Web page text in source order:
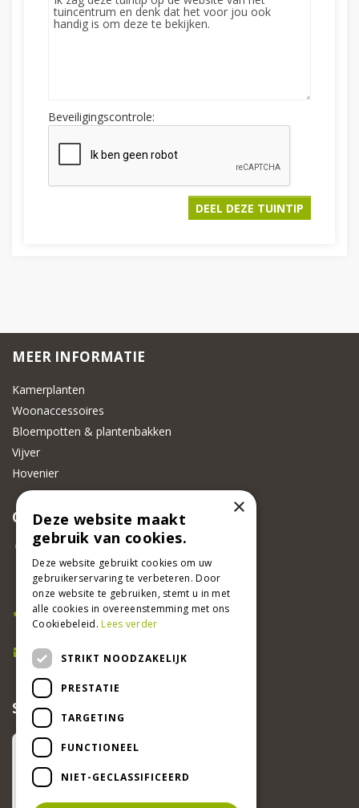
Beveiligingscontrole:
MEER INFORMATIE
Kamerplanten
Woonaccessoires
Bloempotten & plantenbakken
Vijver
Hovenier
CONTACT
Beeker Tuincentrum
Adsteeg 31
6191 PW Beek
Bel ons
046 437 2881
E-mail
info@beekertuincentrum.nl
SCHRIJF EEN RECENSIE EN WIN!
×
Deze website maakt
gebruik van cookies.
Deze website gebruikt cookies om uw
gebruikerservaring te verbeteren. Door
onze website te gebruiken, stemt u in met
alle cookies in overeenstemming met ons
Cookiebeleid.Lees verder
STRIKT NOODZAKELIJK
PRESTATIE
TARGETING
FUNCTIONEEL
NIET-GECLASSIFICEERD